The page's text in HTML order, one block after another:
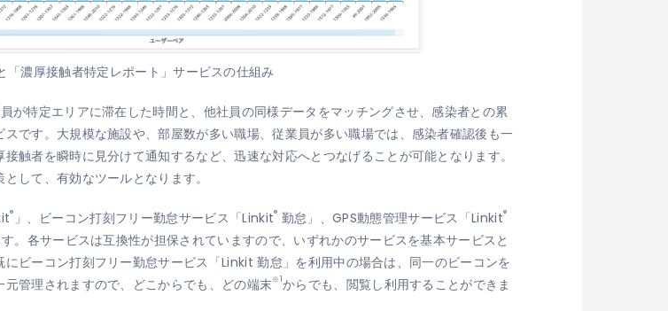
「濃厚接触者特定レポート」サービスの仕組み
が特定エリアに滞在した時間と、他社員の同様データをマッチングさせ、感染者との累
です。大規模な施設や、部屋数が多い職場、従業員が多い職場では、感染者確認後も一
触者を瞬時に見分けて通知するなど、迅速な対応へとつなげることが可能となります。
して、有効なツールとなります。
® 」、ビーコン打刻フリー勤怠サービス「Linkit® 勤怠」、GPS動態管理サービス「Linkit®
各サービスは互換性が担保されていますので、いずれかのサービスを基本サービスと
ビーコン打刻フリー勤怠サービス「Linkit 勤怠」を利用中の場合は、同一のビーコンを
管理されますので、どこからでも、どの端末※1からでも、閲覧し利用することができま